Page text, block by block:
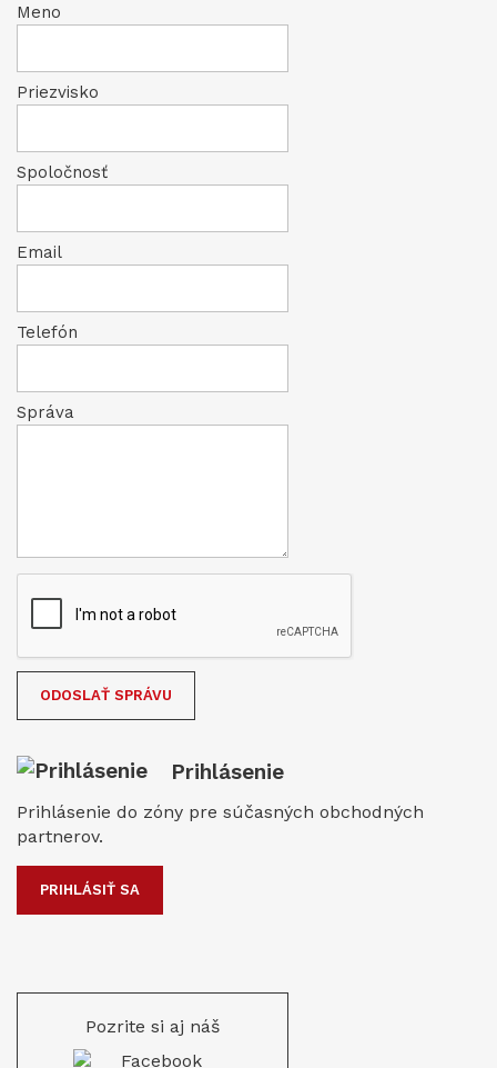
Meno
Priezvisko
Spoločnosť
Email
Telefón
Správa
Prihlásenie
Prihlásenie do zóny pre súčasných obchodných
partnerov.
PRIHLÁSIŤ SA
Pozrite si aj náš